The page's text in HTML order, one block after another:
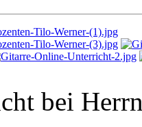
bei